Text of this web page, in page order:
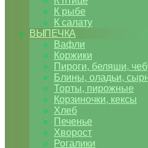
К рыбе
К салату
ВЫПЕЧКА
Вафли
Коржики
Пироги, беляши,
Блины, оладьи,
Торты, пирожные
Корзиночки, кексы
Хлеб
Печенье
Хворост
Рогалики